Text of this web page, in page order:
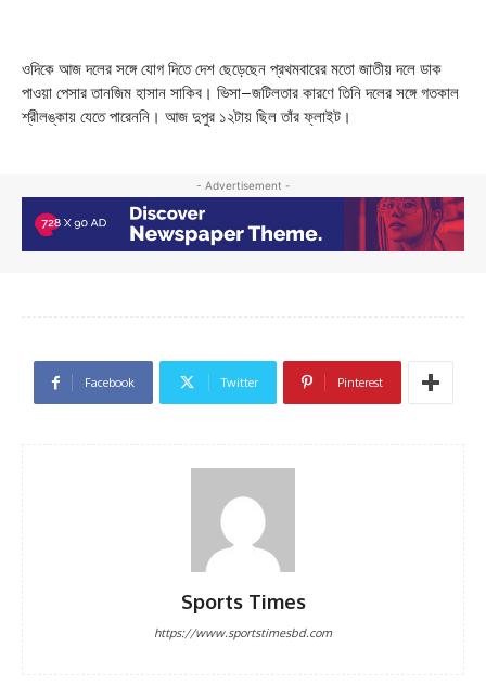
ওদিকে আজ দলের সঙ্গে যোগ দিতে দেশ ছেড়েছেন প্রথমবারের মতো জাতীয় দলে ডাক
পাওয়া পেসার তানজিম হাসান সাকিব। ভিসা–জটিলতার কারণে তিনি দলের সঙ্গে গতকাল
শ্রীলঙ্কায় যেতে পারেননি। আজ দুপুর ১২টায় ছিল তাঁর ফ্লাইট।
- Advertisement -
Facebook Twitter Pinterest
Sports Times
https://www.sportstimesbd.com